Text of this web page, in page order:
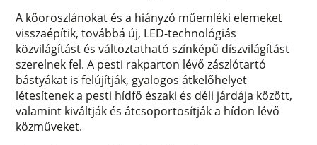
A kőoroszlánokat és a hiányzó műemléki elemeket
visszaépítik, továbbá új, LED-technológiás
közvilágítást és változtatható színképű díszvilágítást
szerelnek fel. A pesti rakparton lévő zászlótartó
bástyákat is felújítják, gyalogos átkelőhelyet
létesítenek a pesti hídfő északi és déli járdája között,
valamint kiváltják és átcsoportosítják a hídon lévő
közműveket.